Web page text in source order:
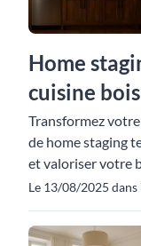
Home
cuisine bois
Transformez
de home staging
et valoriser votre
Le 13/08/2025